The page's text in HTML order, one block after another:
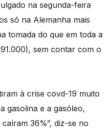
na segunda-feira
só na Alemanha mais
tomada do que em toda a
sem contar com o
à crise covd-19 muito
gasolina e a gasóleo,
36%”, diz-se no